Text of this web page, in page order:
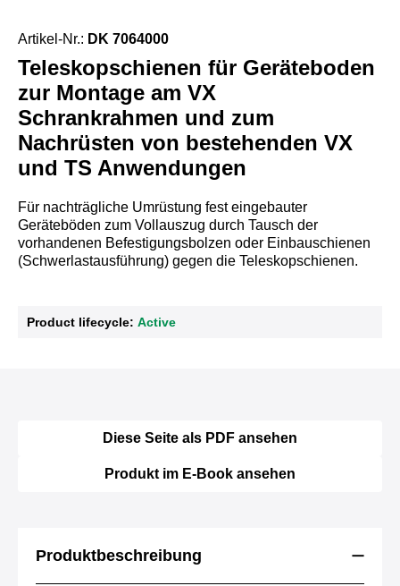
Teleskopschienen für Geräteboden
zur Montage am VX
Schrankrahmen und zum
Nachrüsten von bestehenden VX
und TS Anwendungen
Artikel-Nr.: DK 7064000
Für nachträgliche Umrüstung fest eingebauter
Geräteböden zum Vollauszug durch Tausch der
vorhandenen Befestigungsbolzen oder Einbauschienen
(Schwerlastausführung) gegen die Teleskopschienen.
Product lifecycle: Active
Diese Seite als PDF ansehen
Produkt im E-Book ansehen
Produktbeschreibung